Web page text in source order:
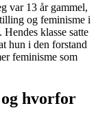
var 13 år gammel,
og feminisme i
klasse satte
hun i den forstand
feminisme som
hvorfor